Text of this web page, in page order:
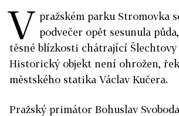
V pražském parku Stromovka
podvečer opět sesunula
těsné blízkosti chátrající Šlechtovy
Historický objekt není ohrožen,
městského statika Václav Kučera.
Pražský primátor Bohuslav